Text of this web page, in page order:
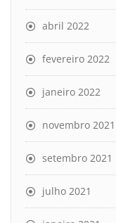
abril 2022
fevereiro 2022
janeiro 2022
novembro 2021
setembro 2021
julho 2021